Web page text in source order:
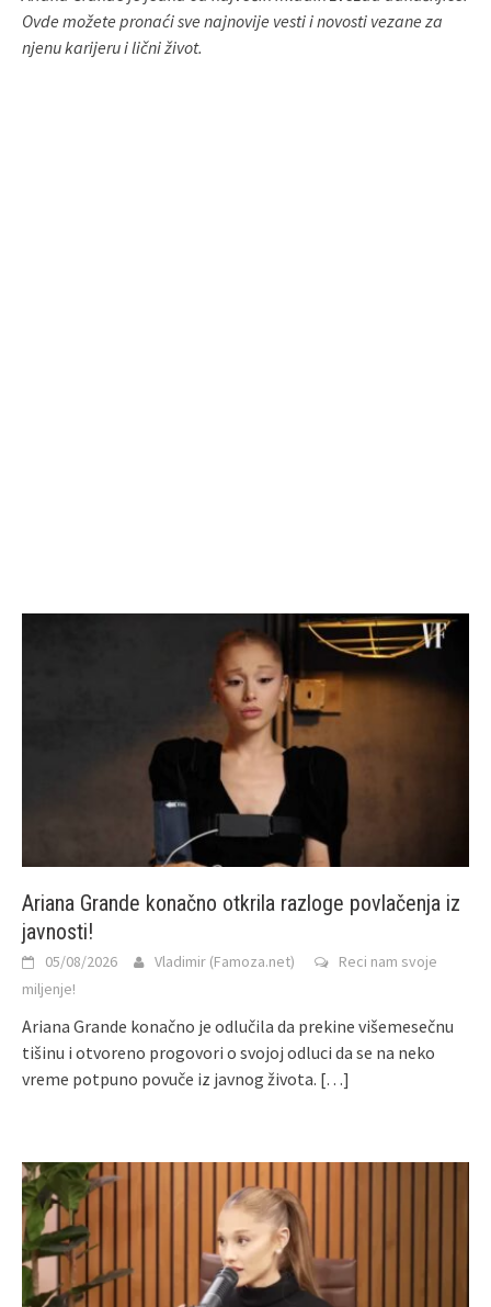
Ovde možete pronaći sve najnovije vesti i novosti vezane za
njenu karijeru i lični život.
Ariana Grande konačno otkrila razloge povlačenja iz
javnosti!
05/08/2026 Vladimir (Famoza.net)
Reci nam svoje
miljenje!
Ariana Grande konačno je odlučila da prekine višemesečnu
tišinu i otvoreno progovori o svojoj odluci da se na neko
vreme potpuno povuče iz javnog života. […]